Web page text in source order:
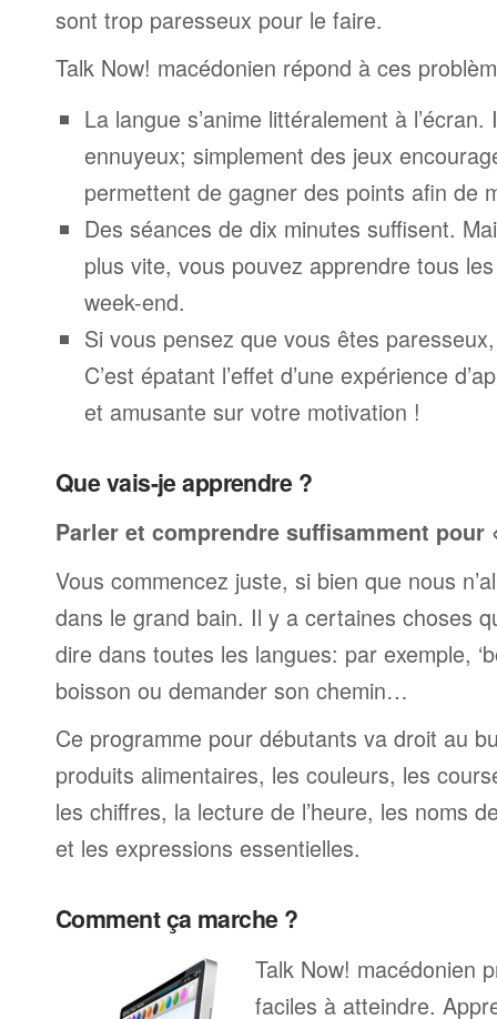
sont trop paresseux pour le faire.
Talk Now! macédonien répond à ces
La langue s’anime littéralement à l’écran.
ennuyeux; simplement des jeux
permettent de gagner des points afin de
Des séances de dix minutes suffisent.
plus vite, vous pouvez apprendre tous
week-end.
Si vous pensez que vous êtes
C’est épatant l’effet d’une expérience
et amusante sur votre motivation !
Que vais-je apprendre ?
Parler et comprendre suffisamment pour
Vous commencez juste, si bien que nous
dans le grand bain. Il y a certaines choses
dire dans toutes les langues: par exemple,
boisson ou demander son chemin…
Ce programme pour débutants va droit au
produits alimentaires, les couleurs, les
les chiffres, la lecture de l’heure, les noms
et les expressions essentielles.
Comment ça marche ?
Talk Now! macédonien
faciles à atteindre.